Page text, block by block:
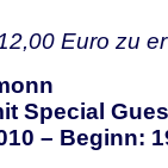
Euro zu
Special
– Beginn: